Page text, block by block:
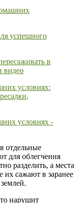
отдельные
для облегчения
разделить, а места
их сажают в заранее
нарушит